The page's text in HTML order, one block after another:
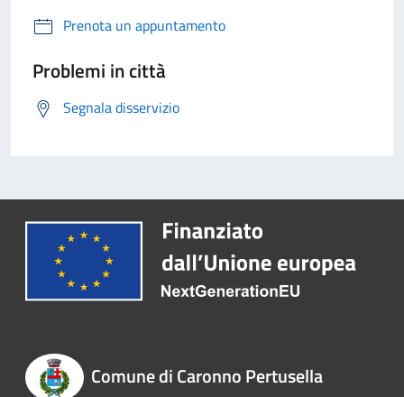
Prenota un appuntamento
Problemi in città
Segnala disservizio
Comune di Caronno Pertusella